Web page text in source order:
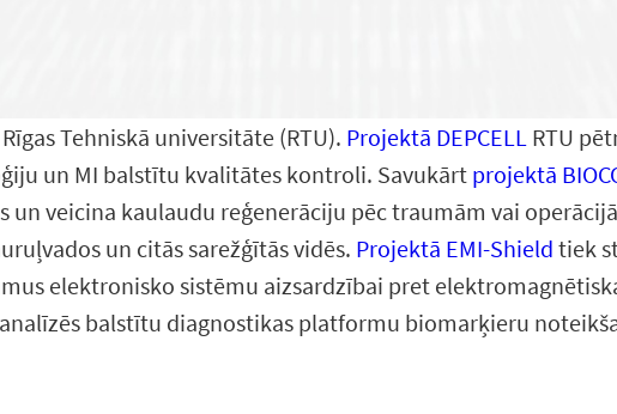
Tehniskā universitāte (RTU). Projektā DEPCELL RTU
un MI balstītu kvalitātes kontroli. Savukārt projektā
veicina kaulaudu reģenerāciju pēc traumām vai
un citās sarežģītās vidēs. Projektā EMI-Shield tiek
elektronisko sistēmu aizsardzībai pret
balstītu diagnostikas platformu biomarķieru